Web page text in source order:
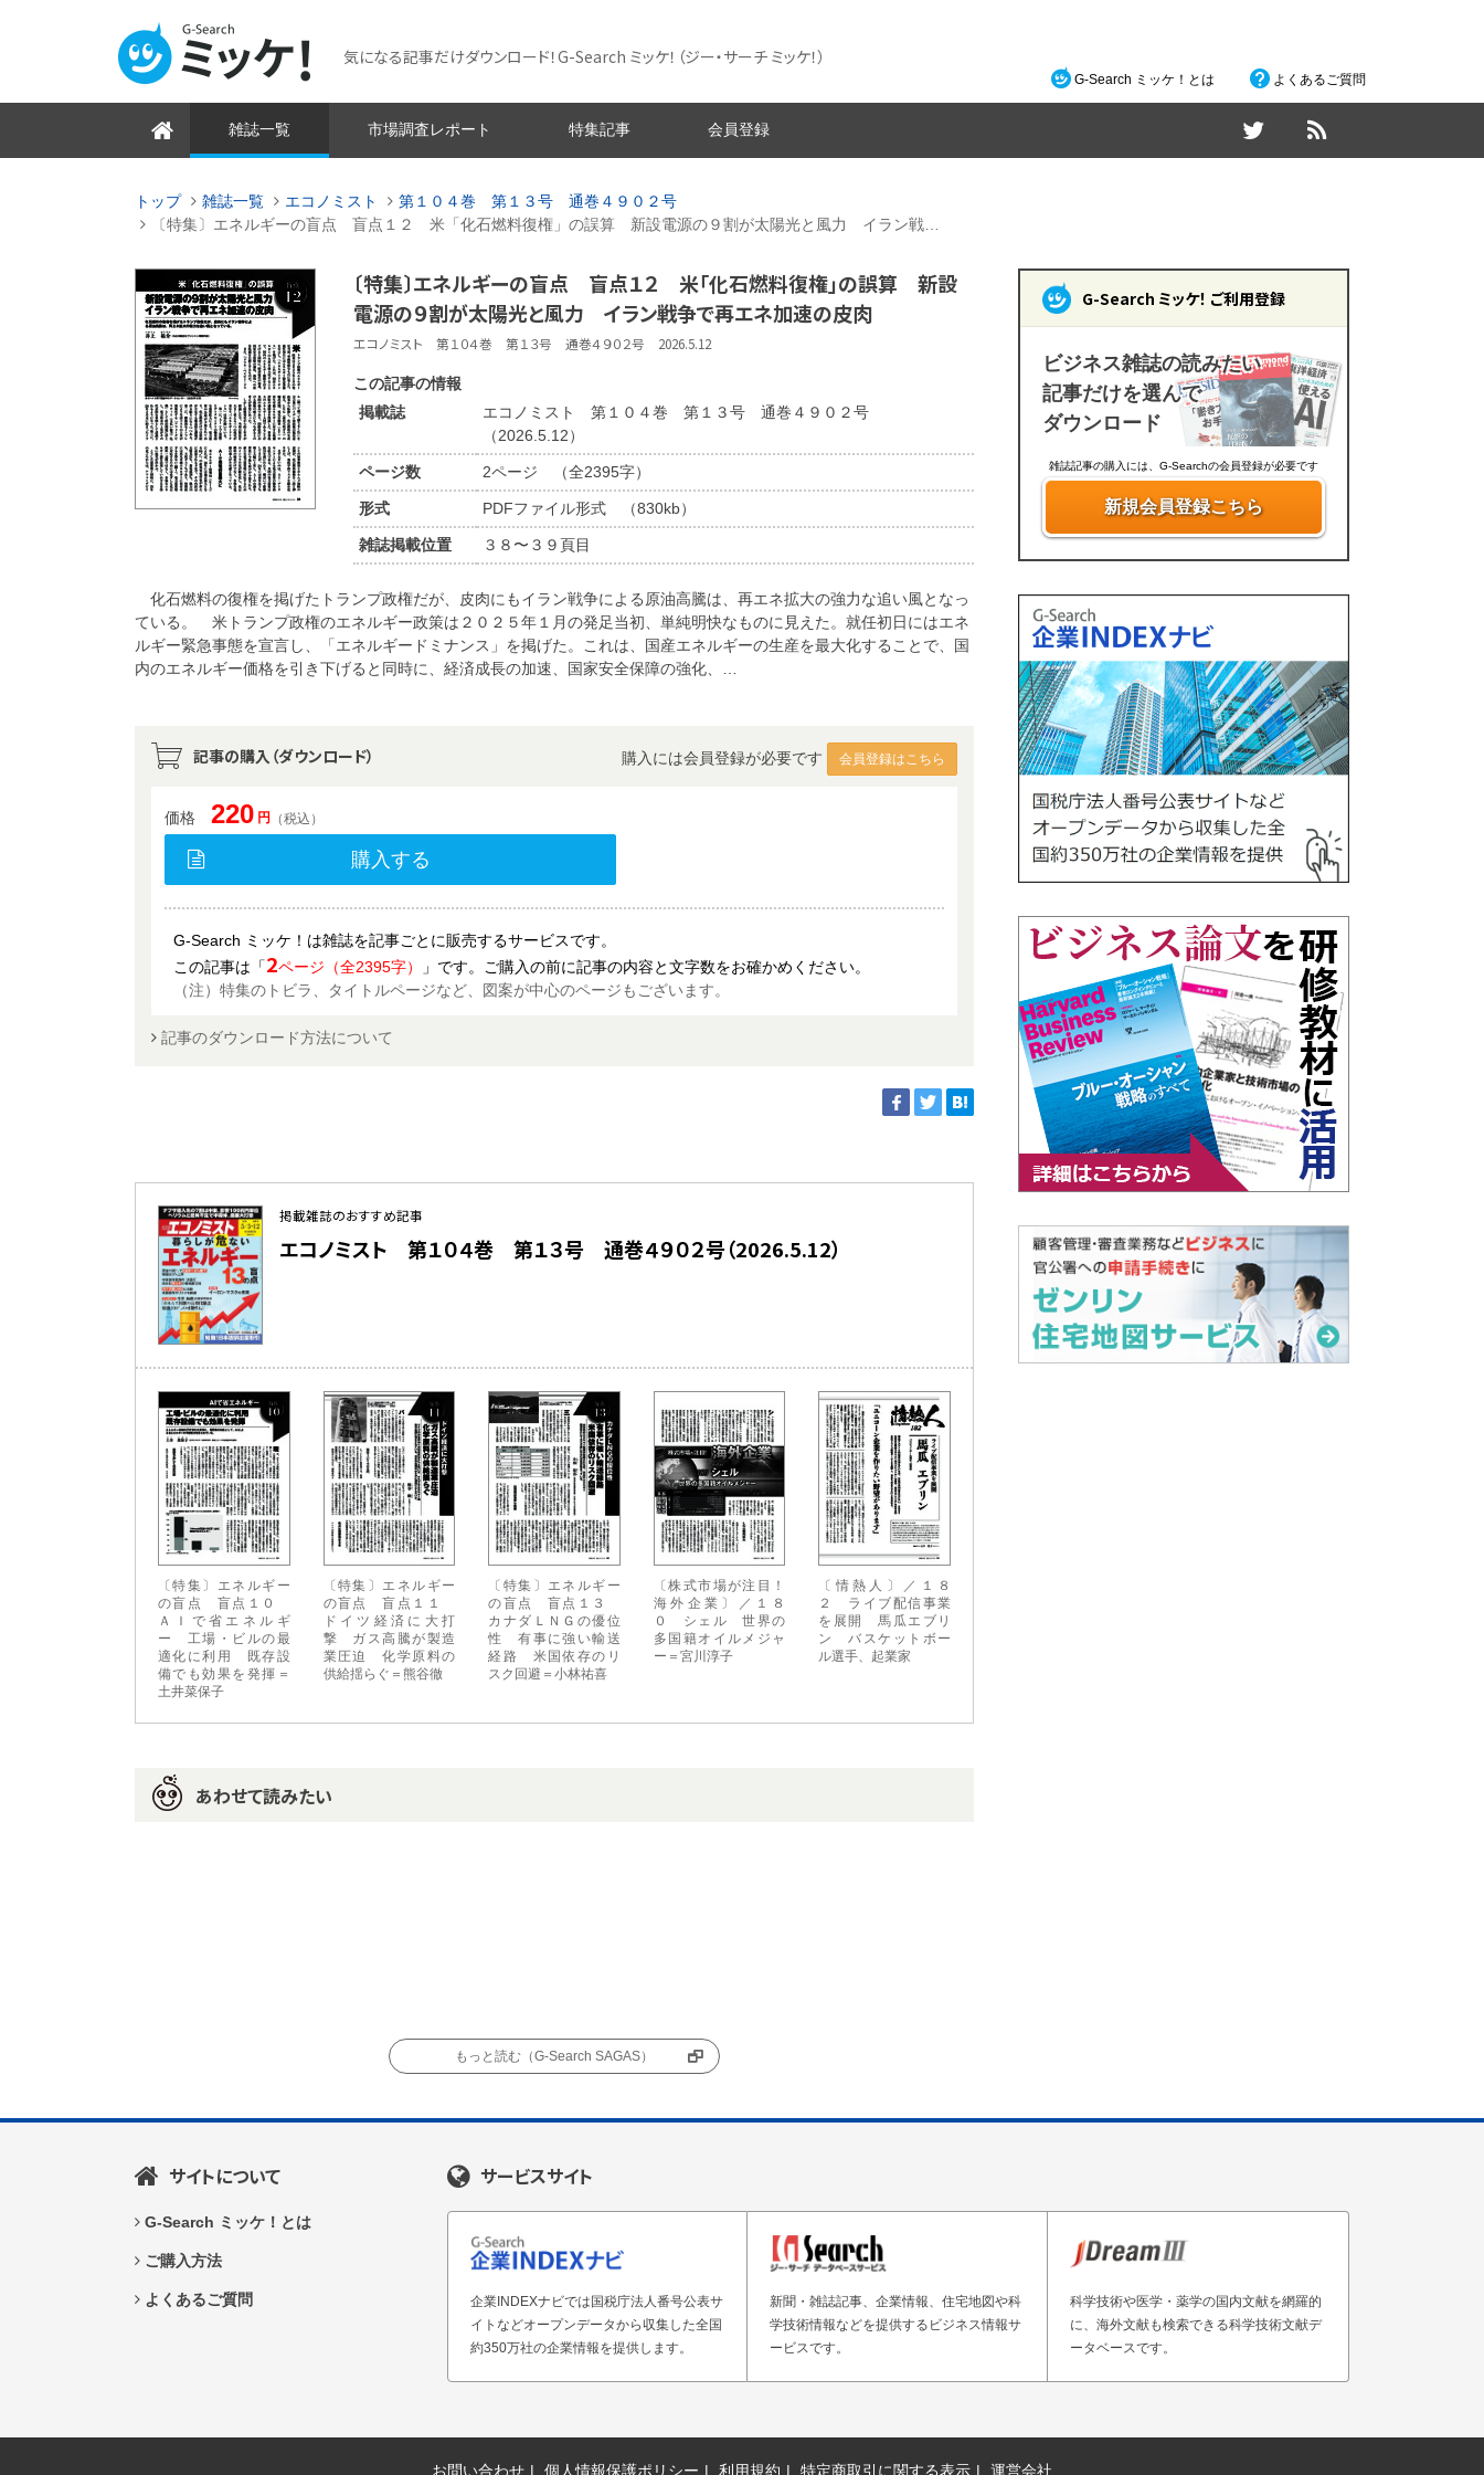
気になる記事だけダウンロード！G-Search ミッケ！ （ジー・サーチ ミッケ！）
G-Search ミッケ！とは よくあるご質問
雑誌一覧 市場調査レポート 特集記事 会員登録
トップ 雑誌一覧 エコノミスト
第１０４巻 第１３号 通巻４９０２号
〔特集〕エネルギーの盲点 盲点１２ 米「化石燃料復権」の誤算 新設電源の９割が太陽光と風力 イラン戦…
〔特集〕エネルギーの盲点 盲点１２ 米「化石燃料復権」の誤算 新設
電源の９割が太陽光と風力 イラン戦争で再エネ加速の皮肉
エコノミスト 第１０４巻 第１３号 通巻４９０２号 2026.5.12
この記事の情報
掲載誌
エコノミスト 第１０４巻 第１３号 通巻４９０２号
（2026.5.12）
ページ数 2ページ （全2395字）
形式 PDFファイル形式 （830kb）
雑誌掲載位置 ３８〜３９頁目
化石燃料の復権を掲げたトランプ政権だが、皮肉にもイラン戦争による原油高騰は、再エネ拡大の強力な追い風となっ
ている。 米トランプ政権のエネルギー政策は２０２５年１月の発足当初、単純明快なものに見えた。就任初日にはエネ
ルギー緊急事態を宣言し、「エネルギードミナンス」を掲げた。これは、国産エネルギーの生産を最大化することで、国
内のエネルギー価格を引き下げると同時に、経済成長の加速、国家安全保障の強化、…
記事の購入（ダウンロード） 購入には会員登録が必要です 会員登録はこちら
価格 220 円 （税込）
購入する
G-Search ミッケ！は雑誌を記事ごとに販売するサービスです。
この記事は「2ページ（全2395字）
」です。ご購入の前に記事の内容と文字数をお確かめください。
（注）特集のトビラ、タイトルページなど、図案が中心のページもございます。
記事のダウンロード方法について
掲載雑誌のおすすめ記事
エコノミスト 第１０４巻 第１３号 通巻４９０２号（2026.5.12）
〔特集〕エネルギー
の盲点 盲点１０
ＡＩで省エネルギ
ー 工場・ビルの最
適化に利用 既存設
備でも効果を発揮＝
土井菜保子
〔特集〕エネルギー
の盲点 盲点１１
ドイツ経済に大打
撃 ガス高騰が製造
業圧迫 化学原料の
供給揺らぐ＝熊谷徹
〔特集〕エネルギー
の盲点 盲点１３
カナダＬＮＧの優位
性 有事に強い輸送
経路 米国依存のリ
スク回避＝小林祐喜
〔株式市場が注目！
海外企業〕／１８
０ シェル 世界の
多国籍オイルメジャ
ー＝宮川淳子
〔情熱人〕／１８
２ ライブ配信事業
を展開 馬瓜エブリ
ン バスケットボー
ル選手、起業家
あわせて読みたい
もっと読む（G-Search SAGAS）
G-Search ミッケ！ ご利用登録
ビジネス雑誌の読みたい
記事だけを選んで
ダウンロード
雑誌記事の購入には、G-Searchの会員登録が必要です
新規会員登録こちら
サイトについて
G-Search ミッケ！とは
ご購入方法
よくあるご質問
サービスサイト
企業INDEXナビでは国税庁法人番号公表サ
イトなどオープンデータから収集した全国
約350万社の企業情報を提供します。
新聞・雑誌記事、企業情報、住宅地図や科
学技術情報などを提供するビジネス情報サ
ービスです。
科学技術や医学・薬学の国内文献を網羅的
に、海外文献も検索できる科学技術文献デ
ータベースです。
お問い合わせ 個人情報保護ポリシー 利用規約 特定商取引に関する表示 運営会社